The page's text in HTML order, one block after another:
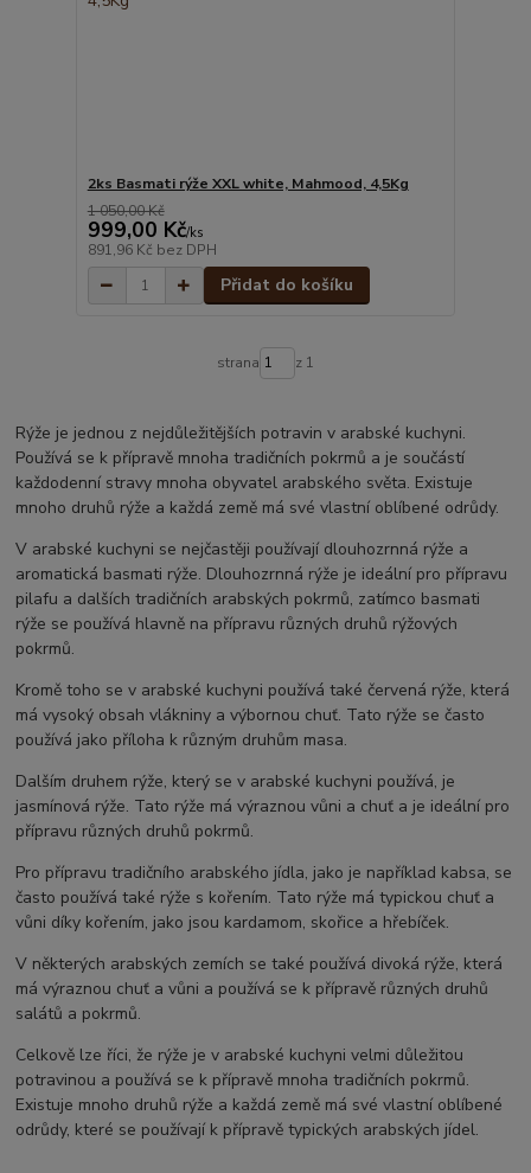
2ks Basmati rýže XXL white, Mahmood, 4,5Kg
1 050,00 Kč
999,00 Kč/ks
891,96 Kč bez DPH
Přidat do košíku
strana z 1
Rýže je jednou z nejdůležitějších potravin v arabské kuchyni.
Používá se k přípravě mnoha tradičních pokrmů a je součástí
každodenní stravy mnoha obyvatel arabského světa. Existuje
mnoho druhů rýže a každá země má své vlastní oblíbené odrůdy.
V arabské kuchyni se nejčastěji používají dlouhozrnná rýže a
aromatická basmati rýže. Dlouhozrnná rýže je ideální pro přípravu
pilafu a dalších tradičních arabských pokrmů, zatímco basmati
rýže se používá hlavně na přípravu různých druhů rýžových
pokrmů.
Kromě toho se v arabské kuchyni používá také červená rýže, která
má vysoký obsah vlákniny a výbornou chuť. Tato rýže se často
používá jako příloha k různým druhům masa.
Dalším druhem rýže, který se v arabské kuchyni používá, je
jasmínová rýže. Tato rýže má výraznou vůni a chuť a je ideální pro
přípravu různých druhů pokrmů.
Pro přípravu tradičního arabského jídla, jako je například kabsa, se
často používá také rýže s kořením. Tato rýže má typickou chuť a
vůni díky kořením, jako jsou kardamom, skořice a hřebíček.
V některých arabských zemích se také používá divoká rýže, která
má výraznou chuť a vůni a používá se k přípravě různých druhů
salátů a pokrmů.
Celkově lze říci, že rýže je v arabské kuchyni velmi důležitou
potravinou a používá se k přípravě mnoha tradičních pokrmů.
Existuje mnoho druhů rýže a každá země má své vlastní oblíbené
odrůdy, které se používají k přípravě typických arabských jídel.